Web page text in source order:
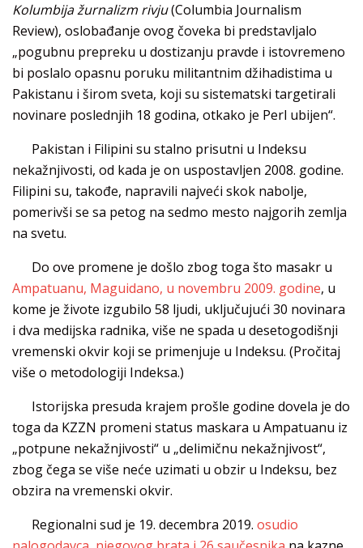
Kolumbija žurnalizm rivju(Columbia Journalism
Review), oslobađanje ovog čoveka bi predstavljalo
„pogubnu prepreku u dostizanju pravde i istovremeno
bi poslalo opasnu poruku militantnim džihadistima u
Pakistanu i širom sveta, koji su sistematski targetirali
novinare poslednjih 18 godina, otkako je Perl ubijen“.
Pakistan i Filipini su stalno prisutni u Indeksu
nekažnjivosti, od kada je on uspostavljen 2008. godine.
Filipini su, takođe, napravili najveći skok nabolje,
pomerivši se sa petog na sedmo mesto najgorih zemlja
na svetu.
Do ove promene je došlo zbog toga što masakr u
Ampatuanu, Maguidano, u novembru 2009. godine, u
kome je živote izgubilo 58 ljudi, uključujući 30 novinara
i dva medijska radnika, više ne spada u desetogodišnji
vremenski okvir koji se primenjuje u Indeksu. (Pročitaj
više o metodologiji Indeksa.)
Istorijska presuda krajem prošle godine dovela je do
toga da KZZN promeni status maskara u Ampatuanu iz
„potpune nekažnjivosti“ u „delimičnu nekažnjivost“,
zbog čega se više neće uzimati u obzir u Indeksu, bez
obzira na vremenski okvir.
Regionalni sud je 19. decembra 2019. osudio